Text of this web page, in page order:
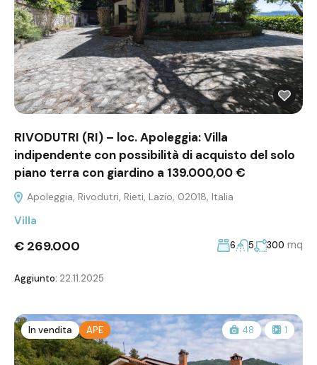
RIVODUTRI (RI) – loc. Apoleggia: Villa
indipendente con possibilità di acquisto del solo
piano terra con giardino a 139.000,00 €
Apoleggia, Rivodutri, Rieti, Lazio, 02018, Italia
Villa
€ 269.000 6 5 300 mq
Aggiunto: 22.11.2025
In vendita APE 48 1